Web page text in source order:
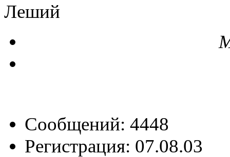
Леший
Сообщений: 4448
Регистрация: 07.08.03